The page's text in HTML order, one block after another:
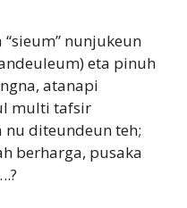
nunjukeun
eta pinuh
atanapi
multi tafsir
nu diteundeun teh;
berharga, pusaka